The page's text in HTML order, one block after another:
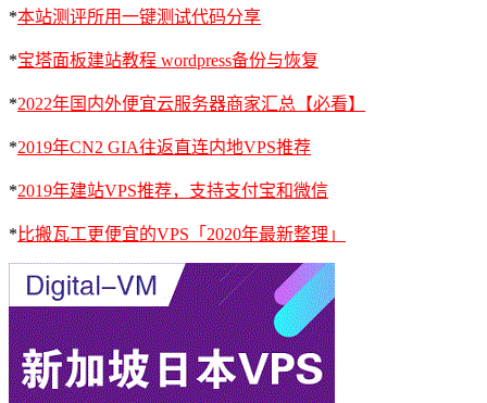
*本站测评所用一键测试代码分享
*宝塔面板建站教程 wordpress备份与恢复
*2022年国内外便宜云服务器商家汇总【必看】
*2019年CN2 GIA往返直连内地VPS推荐
*2019年建站VPS推荐，支持支付宝和微信
* 比搬瓦工更便宜的VPS「2020年最新整理」